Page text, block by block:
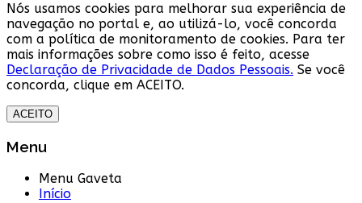
Nós usamos cookies para melhorar sua experiência de
navegação no portal e, ao utilizá-lo, você concorda
com a política de monitoramento de cookies. Para ter
mais informações sobre como isso é feito, acesse
Declaração de Privacidade de Dados Pessoais. Se você
concorda, clique em ACEITO.
ACEITO
Menu
Menu Gaveta
Início